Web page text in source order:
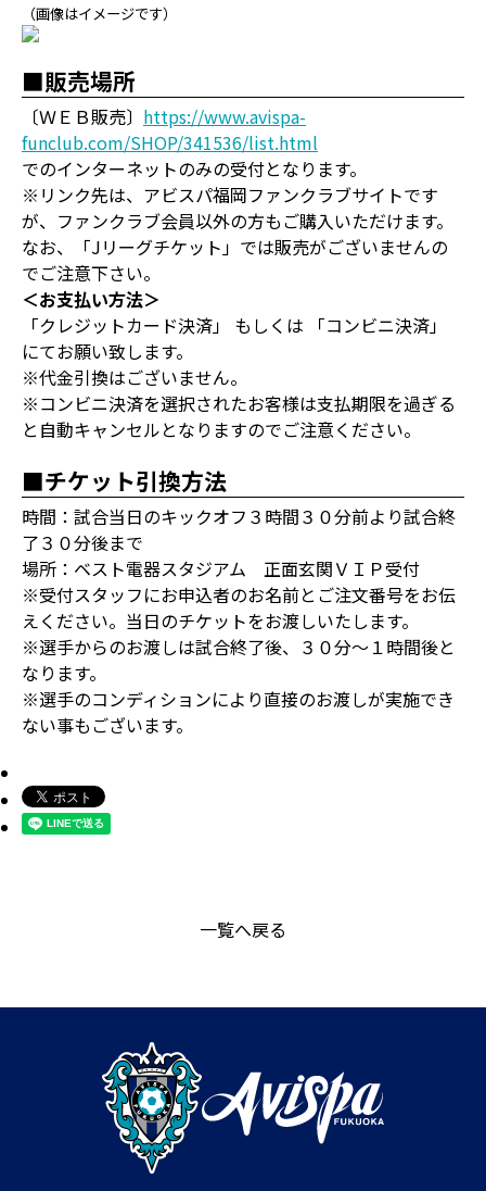
（画像はイメージです）
■販売場所
〔ＷＥＢ販売〕 https://www.avispa-
funclub.com/SHOP/341536/list.html
でのインターネットのみの受付となります。
※リンク先は、アビスパ福岡ファンクラブサイトです
が、ファンクラブ会員以外の方もご購入いただけます。
なお、「Jリーグチケット」では販売がございませんの
でご注意下さい。
＜お支払い方法＞
「クレジットカード決済」 もしくは 「コンビニ決済」
にてお願い致します。
※代金引換はございません。
※コンビニ決済を選択されたお客様は支払期限を過ぎる
と自動キャンセルとなりますのでご注意ください。
■チケット引換方法
時間：試合当日のキックオフ３時間３０分前より試合終
了３０分後まで
場所：ベスト電器スタジアム 正面玄関ＶＩＰ受付
※受付スタッフにお申込者のお名前とご注文番号をお伝
えください。当日のチケットをお渡しいたします。
※選手からのお渡しは試合終了後、３０分～１時間後と
なります。
※選手のコンディションにより直接のお渡しが実施でき
ない事もございます。
一覧へ戻る